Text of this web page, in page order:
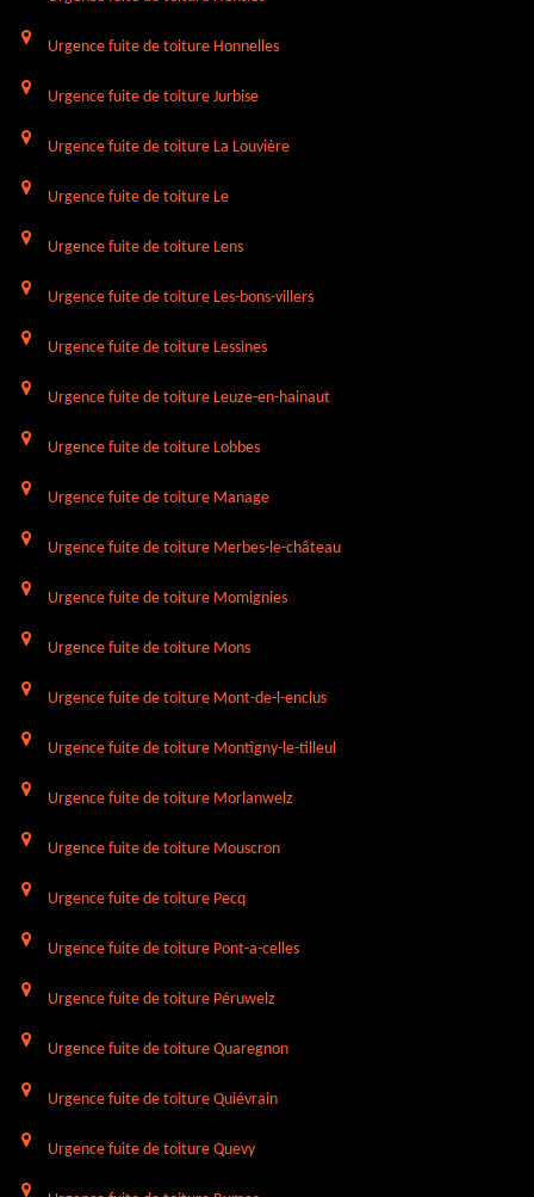
Urgence fuite de toiture Honnelles
Urgence fuite de toiture Jurbise
Urgence fuite de toiture La Louvière
Urgence fuite de toiture Le
Urgence fuite de toiture Lens
Urgence fuite de toiture Les-bons-villers
Urgence fuite de toiture Lessines
Urgence fuite de toiture Leuze-en-hainaut
Urgence fuite de toiture Lobbes
Urgence fuite de toiture Manage
Urgence fuite de toiture Merbes-le-château
Urgence fuite de toiture Momignies
Urgence fuite de toiture Mons
Urgence fuite de toiture Mont-de-l-enclus
Urgence fuite de toiture Montigny-le-tilleul
Urgence fuite de toiture Morlanwelz
Urgence fuite de toiture Mouscron
Urgence fuite de toiture Pecq
Urgence fuite de toiture Pont-a-celles
Urgence fuite de toiture Péruwelz
Urgence fuite de toiture Quaregnon
Urgence fuite de toiture Quiévrain
Urgence fuite de toiture Quevy